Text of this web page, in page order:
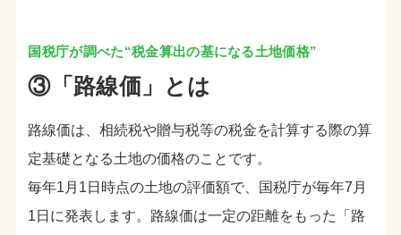
③「路線価」とは
路線価は、相続税や贈与税等の税金を計算する際の算
定基礎となる土地の価格のことです。
毎年1月1日時点の土地の評価額で、国税庁が毎年7月
1日に発表します。路線価は一定の距離をもった「路